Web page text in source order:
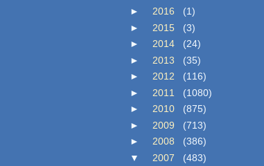
► 2016
(1)
►
2015
(3)
►
2014
(24)
►
2013
(35)
►
2012
(116)
►
2011
(1080)
►
2010
(875)
►
2009
(713)
►
2008
(386)
▼
2007
(483)